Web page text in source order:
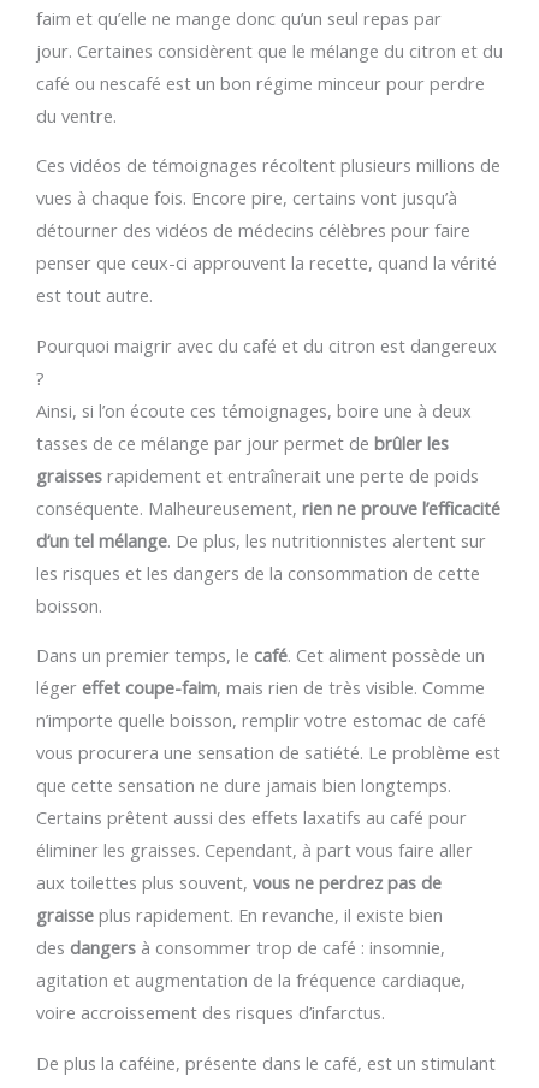
faim et qu’elle ne mange donc qu’un seul repas par
jour. Certaines considèrent que le mélange du citron et du
café ou nescafé est un bon régime minceur pour perdre
du ventre.
Ces vidéos de témoignages récoltent plusieurs millions de
vues à chaque fois. Encore pire, certains vont jusqu’à
détourner des vidéos de médecins célèbres pour faire
penser que ceux-ci approuvent la recette, quand la vérité
est tout autre.
Pourquoi maigrir avec du café et du citron est dangereux
?
Ainsi, si l’on écoute ces témoignages, boire une à deux
tasses de ce mélange par jour permet de brûler les
graisses rapidement et entraînerait une perte de poids
conséquente. Malheureusement, rien ne prouve l’efficacité
d’un tel mélange. De plus, les nutritionnistes alertent sur
les risques et les dangers de la consommation de cette
boisson.
Dans un premier temps, le café. Cet aliment possède un
léger effet coupe-faim, mais rien de très visible. Comme
n’importe quelle boisson, remplir votre estomac de café
vous procurera une sensation de satiété. Le problème est
que cette sensation ne dure jamais bien longtemps.
Certains prêtent aussi des effets laxatifs au café pour
éliminer les graisses. Cependant, à part vous faire aller
aux toilettes plus souvent, vous ne perdrez pas de
graisse plus rapidement. En revanche, il existe bien
des dangers à consommer trop de café : insomnie,
agitation et augmentation de la fréquence cardiaque,
voire accroissement des risques d’infarctus.
De plus la caféine, présente dans le café, est un stimulant